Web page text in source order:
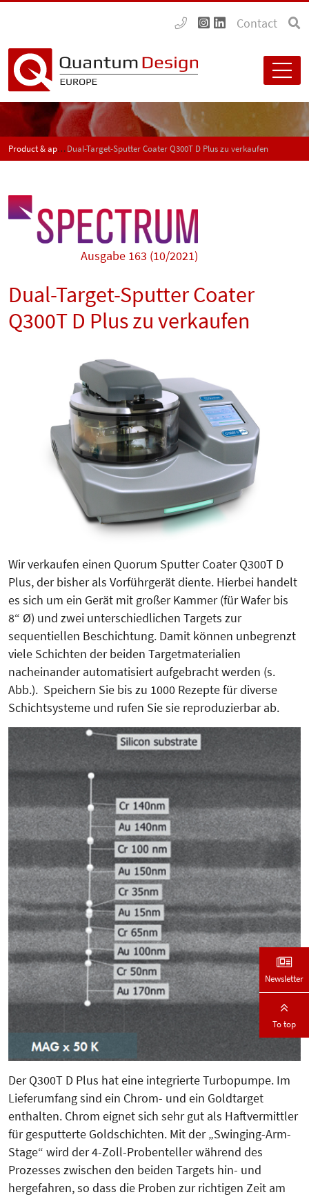
Contact
Product & application news - SPECTRUMDual-Target-Sputter Coater Q300T D Plus zu verkaufen
Ausgabe 163 (10/2021)
Dual-Target-Sputter Coater
Q300T D Plus zu verkaufen
Wir verkaufen einen Quorum Sputter Coater Q300T D
Plus, der bisher als Vorführgerät diente. Hierbei handelt
es sich um ein Gerät mit großer Kammer (für Wafer bis
8“ Ø) und zwei unterschiedlichen Targets zur
sequentiellen Beschichtung. Damit können unbegrenzt
viele Schichten der beiden Targetmaterialien
nacheinander automatisiert aufgebracht werden (s.
Abb.). Speichern Sie bis zu 1000 Rezepte für diverse
Schichtsysteme und rufen Sie sie reproduzierbar ab.
Der Q300T D Plus hat eine integrierte Turbopumpe. Im
Lieferumfang sind ein Chrom- und ein Goldtarget
enthalten. Chrom eignet sich sehr gut als Haftvermittler
für gesputterte Goldschichten. Mit der „Swinging-Arm-
Stage“ wird der 4-Zoll-Probenteller während des
Prozesses zwischen den beiden Targets hin- und
hergefahren, so dass die Proben zur richtigen Zeit am
Newsletter
To top